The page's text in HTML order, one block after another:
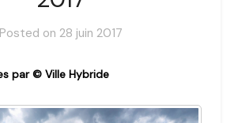
Posted on 28 juin 2017
par © Ville Hybride